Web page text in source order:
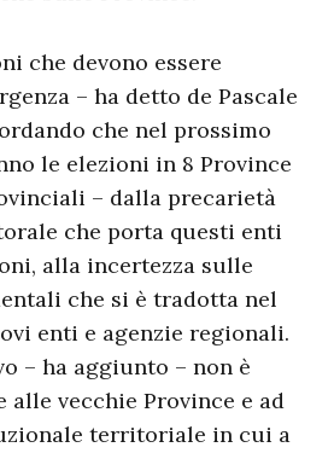
che devono essere
– ha detto de Pascale
che nel prossimo
le elezioni in 8 Province
– dalla precarietà
che porta questi enti
alla incertezza sulle
che si è tradotta nel
enti e agenzie regionali.
– ha aggiunto – non è
vecchie Province e ad
territoriale in cui a